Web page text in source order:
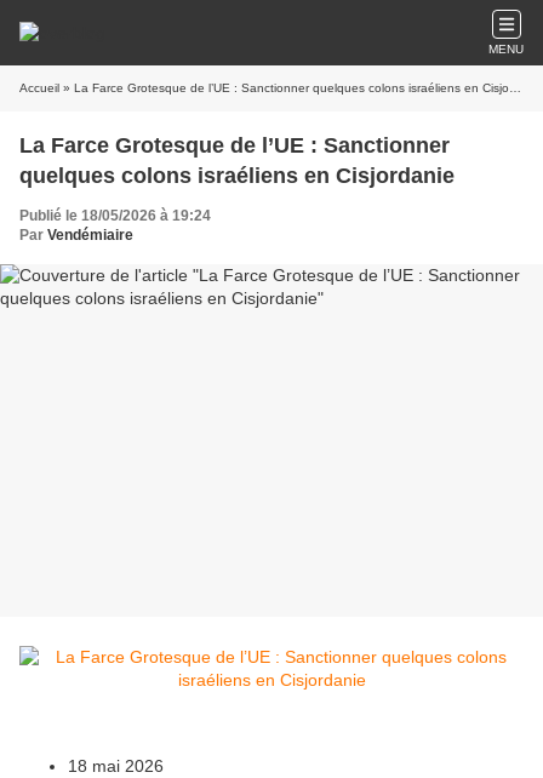
MENU
Accueil » La Farce Grotesque de l’UE : Sanctionner quelques colons israéliens en Cisjordanie
La Farce Grotesque de l’UE : Sanctionner
quelques colons israéliens en Cisjordanie
Publié le 18/05/2026 à 19:24
Par Vendémiaire
18 mai 2026